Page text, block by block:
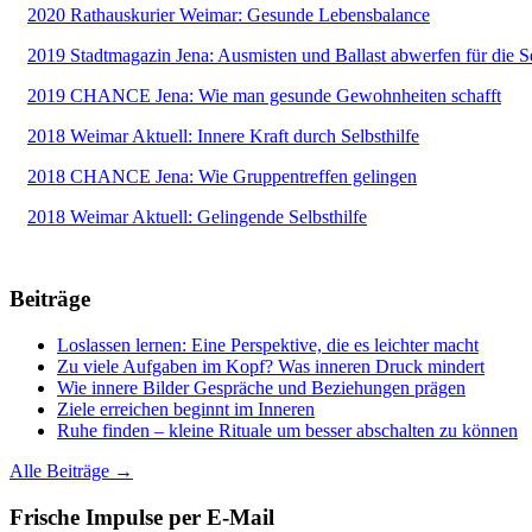
2020 Rathauskurier Weimar: Gesunde Lebensbalance
2019 Stadtmagazin Jena: Ausmisten und Ballast abwerfen für die
2019 CHANCE Jena: Wie man gesunde Gewohnheiten schafft
2018 Weimar Aktuell: Innere Kraft durch Selbsthilfe
2018 CHANCE Jena: Wie Gruppentreffen gelingen
2018 Weimar Aktuell: Gelingende Selbsthilfe
Beiträge
Loslassen lernen: Eine Perspektive, die es leichter macht
Zu viele Aufgaben im Kopf? Was inneren Druck mindert
Wie innere Bilder Gespräche und Beziehungen prägen
Ziele erreichen beginnt im Inneren
Ruhe finden – kleine Rituale um besser abschalten zu können
Alle Beiträge →
Frische Impulse per E-Mail